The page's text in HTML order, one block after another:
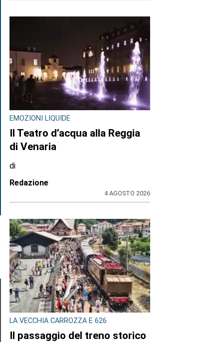
EMOZIONI LIQUIDE
Il Teatro d’acqua alla Reggia
di Venaria
di
Redazione
4 AGOSTO 2026
LA VECCHIA CARROZZA E 626
Il passaggio del treno storico